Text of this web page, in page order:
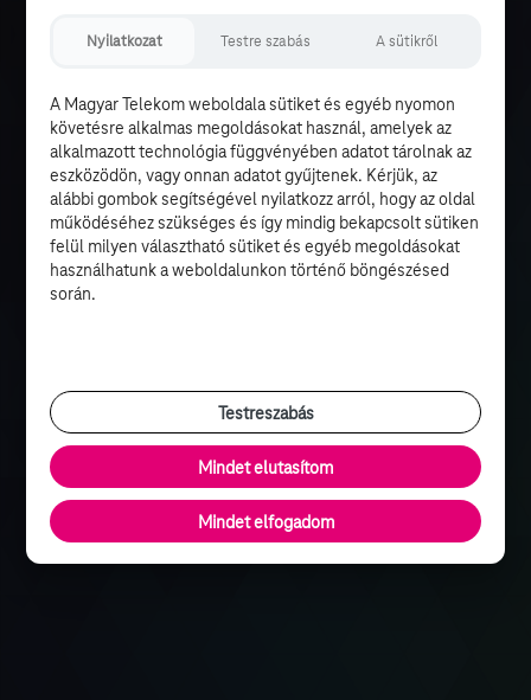
Nyilatkozat Testre szabás A sütikről
A Magyar Telekom weboldala sütiket és egyéb nyomon
követésre alkalmas megoldásokat használ, amelyek az
alkalmazott technológia függvényében adatot tárolnak az
eszközödön, vagy onnan adatot gyűjtenek. Kérjük, az
alábbi gombok segítségével nyilatkozz arról, hogy az oldal
működéséhez szükséges és így mindig bekapcsolt sütiken
felül milyen választható sütiket és egyéb megoldásokat
használhatunk a weboldalunkon történő böngészésed
során.
Testreszabás
Mindet elutasítom
Mindet elfogadom